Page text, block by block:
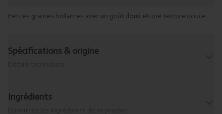
Petites graines brillantes avec un goût doux et une texture douce.
Spécifications & origine
Ingrédients